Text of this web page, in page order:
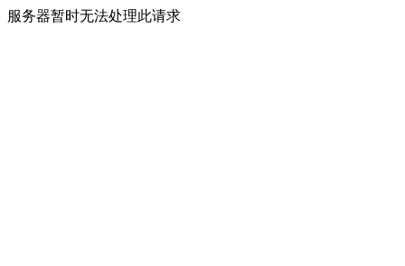
服务器暂时无法处理此请求